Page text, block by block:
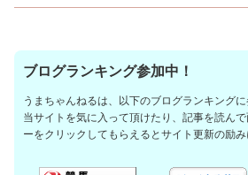
ブログランキング参加中！
うまちゃんねるは、以下のブログランキングに
当サイトを気に入って頂けたり、記事を読ん
ーをクリックしてもらえるとサイト更新の励み